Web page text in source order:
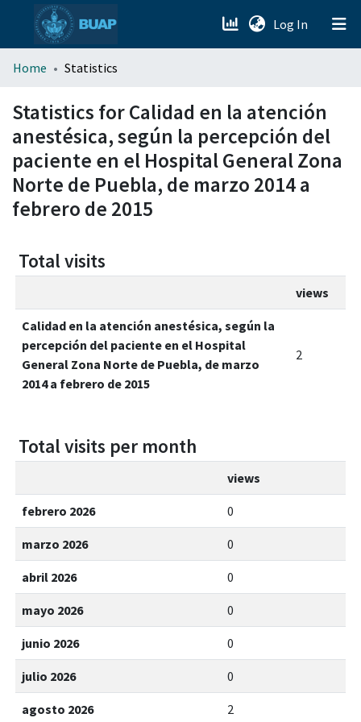
Log In (current)
menu.section.about_menu
All of DSpace
Home Statistics
Statistics for Calidad en la atención
anestésica, según la percepción del
paciente en el Hospital General Zona
Norte de Puebla, de marzo 2014 a
febrero de 2015
Total visits
views
Calidad en la atención anestésica, según la
percepción del paciente en el Hospital
General Zona Norte de Puebla, de marzo
2014 a febrero de 2015
2
Total visits per month
views
febrero 2026 0
marzo 2026 0
abril 2026 0
mayo 2026 0
junio 2026 0
julio 2026 0
agosto 2026 2